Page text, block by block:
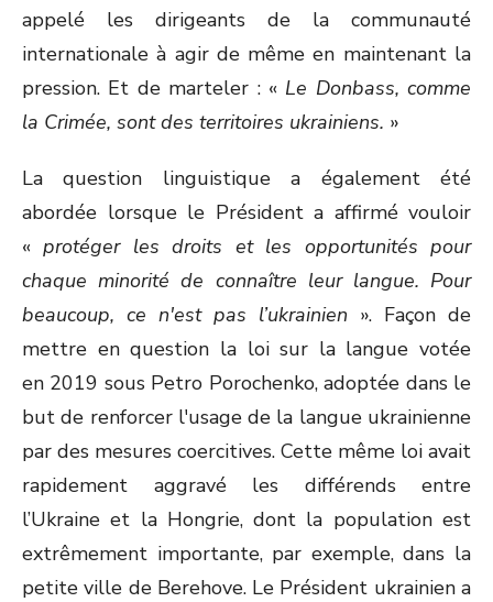
appelé les dirigeants de la communauté
internationale à agir de même en maintenant la
pression. Et de marteler : « Le Donbass, comme
la Crimée, sont des territoires ukrainiens. »
La question linguistique a également été
abordée lorsque le Président a affirmé vouloir
«protéger les droits et les opportunités pour
chaque minorité de connaître leur langue. Pour
beaucoup, ce n'est pas l’ukrainien ». Façon de
mettre en question la loi sur la langue votée
en 2019 sous Petro Porochenko, adoptée dans le
but de renforcer l'usage de la langue ukrainienne
par des mesures coercitives. Cette même loi avait
rapidement aggravé les différends entre
l’Ukraine et la Hongrie, dont la population est
extrêmement importante, par exemple, dans la
petite ville de Berehove. Le Président ukrainien a